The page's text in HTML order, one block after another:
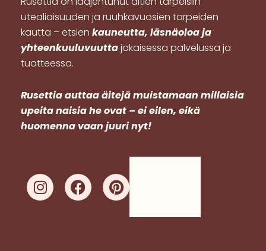
utealiaisuuden ja ruuhkavuosien tarpeiden
kautta – etsien kauneutta, läsnäoloa ja
yhteenkuuluvuuttajokaisessa palvelussa ja
tuotteessa.
Rusettia auttaa äitejä muistamaan millaisia
upeita naisia he ovat – ei eilen, eikä
huomenna vaan juuri nyt!
I
n
F
a
P
i